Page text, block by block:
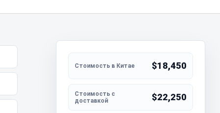
$18,450
$22,250